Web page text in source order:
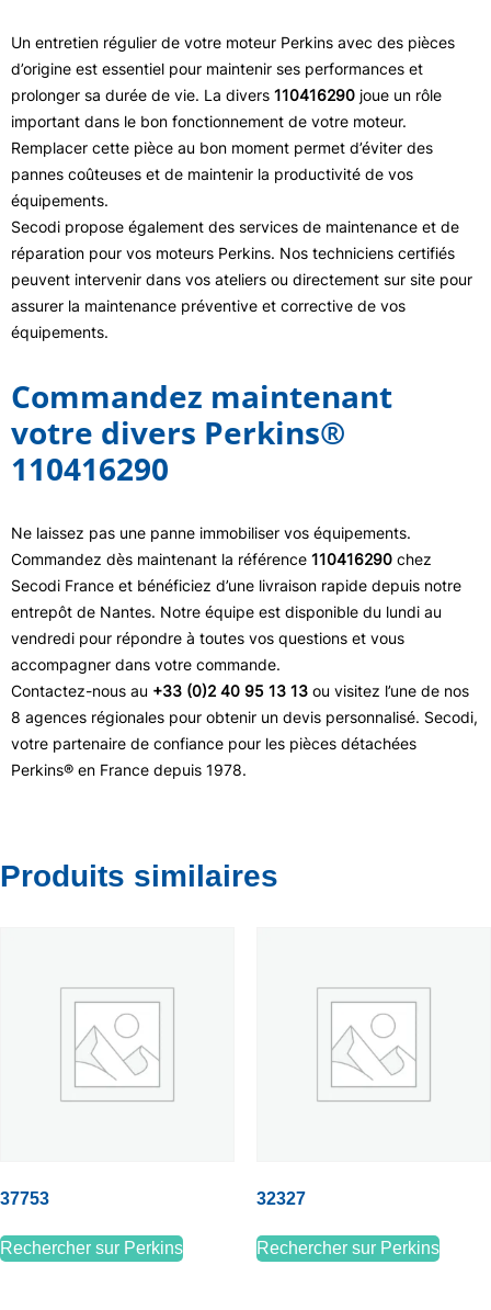
Un entretien régulier de votre moteur Perkins avec des pièces
d’origine est essentiel pour maintenir ses performances et
prolonger sa durée de vie. La divers 110416290 joue un rôle
important dans le bon fonctionnement de votre moteur.
Remplacer cette pièce au bon moment permet d’éviter des
pannes coûteuses et de maintenir la productivité de vos
équipements.
Secodi propose également des services de maintenance et de
réparation pour vos moteurs Perkins. Nos techniciens certifiés
peuvent intervenir dans vos ateliers ou directement sur site pour
assurer la maintenance préventive et corrective de vos
équipements.
Commandez maintenant
votre divers Perkins®
110416290
Ne laissez pas une panne immobiliser vos équipements.
Commandez dès maintenant la référence 110416290 chez
Secodi France et bénéficiez d’une livraison rapide depuis notre
entrepôt de Nantes. Notre équipe est disponible du lundi au
vendredi pour répondre à toutes vos questions et vous
accompagner dans votre commande.
Contactez-nous au +33 (0)2 40 95 13 13 ou visitez l’une de nos
8 agences régionales pour obtenir un devis personnalisé. Secodi,
votre partenaire de confiance pour les pièces détachées
Perkins® en France depuis 1978.
Produits similaires
37753
Rechercher sur Perkins
32327
Rechercher sur Perkins